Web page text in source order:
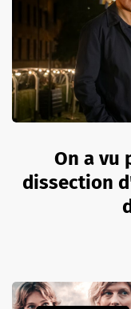
On a vu
dissection